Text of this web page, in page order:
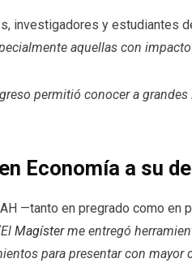
investigadores y estudiantes
aquellas con
permitió conocer a
Economía a su
—tanto en pregrado como en
Magísterme entregó
para presentar con mayor